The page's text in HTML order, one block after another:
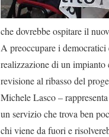
che dovrebbe ospitare il
A preoccupare i
realizzazione di un impianto
revisione al ribasso del
Michele Lasco –
un servizio che trova ben
chi viene da fuori e